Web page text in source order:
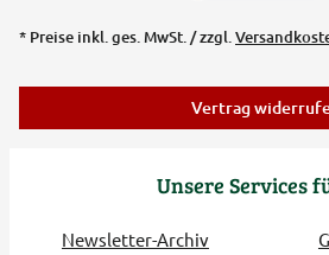
Unsere Services
Newsletter-Archiv
* Preise inkl. ges. MwSt. / zzgl.
Vertrag